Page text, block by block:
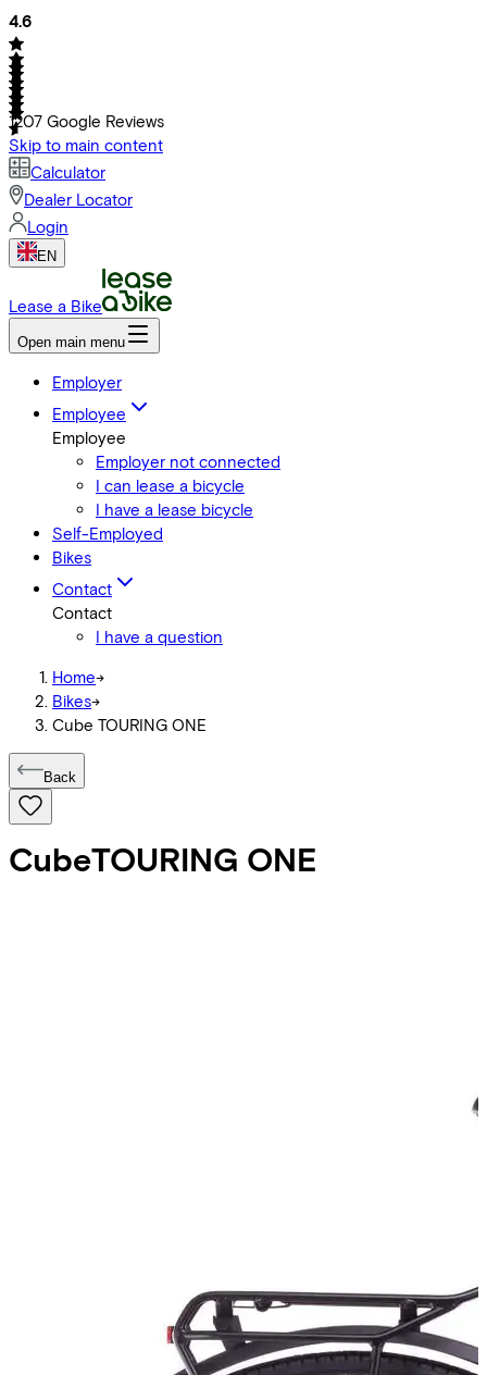
4.6
1207 Google Reviews
Skip to main content
Calculator
Dealer Locator
Login
EN
Lease a Bike
Open main menu
Employer
Employee
Employee
Employer not connected
I can lease a bicycle
I have a lease bicycle
Self-Employed
Bikes
Contact
Contact
I have a question
Home->
Bikes->
Cube TOURING ONE
Back
CubeTOURING ONE